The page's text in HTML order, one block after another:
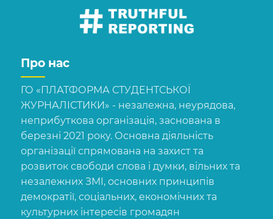
Про нас
ГО «ПЛАТФОРМА СТУДЕНТСЬКОЇ
ЖУРНАЛІСТИКИ» - незалежна, неурядова,
неприбуткова організація, заснована в
березні 2021 року. Основна діяльність
організації спрямована на захист та
розвиток свободи слова і думки, вільних та
незалежних ЗМІ, основних принципів
демократії, соціальних, економічних та
культурних інтересів громадян